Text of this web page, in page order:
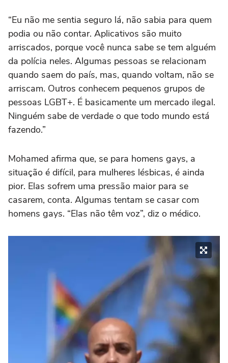
“Eu não me sentia seguro lá, não sabia para quem
podia ou não contar. Aplicativos são muito
arriscados, porque você nunca sabe se tem alguém
da polícia neles. Algumas pessoas se relacionam
quando saem do país, mas, quando voltam, não se
arriscam. Outros conhecem pequenos grupos de
pessoas LGBT+. É basicamente um mercado ilegal.
Ninguém sabe de verdade o que todo mundo está
fazendo.”
Mohamed afirma que, se para homens gays, a
situação é difícil, para mulheres lésbicas, é ainda
pior. Elas sofrem uma pressão maior para se
casarem, conta. Algumas tentam se casar com
homens gays. “Elas não têm voz”, diz o médico.